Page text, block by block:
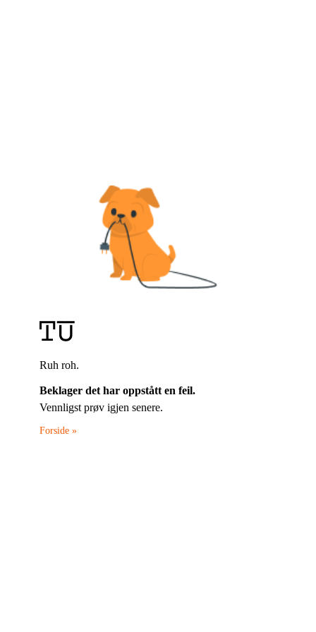
Ruh roh.
Beklager det har oppstått en feil.
Vennligst prøv igjen senere.
Forside »